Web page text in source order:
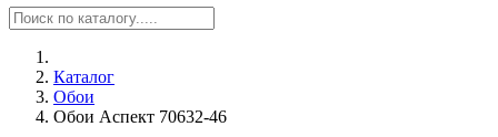
Каталог
Обои
Обои Аспект 70632-46